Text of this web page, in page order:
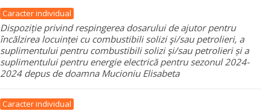
Caracter individual
Dispoziție privind respingerea dosarului de ajutor pentru
încălzirea locuinței cu combustibili solizi şi/sau petrolieri, a
suplimentului pentru combustibili solizi şi/sau petrolieri și a
suplimentului pentru energie electrică pentru sezonul 2024-
2024 depus de doamna Mucioniu Elisabeta
Caracter individual